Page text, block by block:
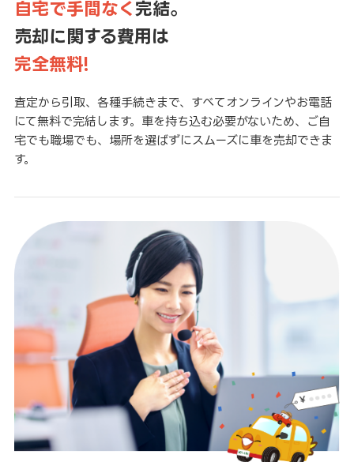
自宅で手間なく 完結。
売却に関する費用は
完全無料!
査定から引取、各種手続きまで、すべてオンラインやお電話
にて無料で完結します。車を持ち込む必要がないため、ご自
宅でも職場でも、場所を選ばずにスムーズに車を売却できま
す。